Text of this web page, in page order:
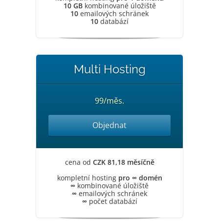
10 GBkombinované úložiště
10 emailových schránek
10 databází
Multi Hosting
99/měs.
Objednat
cena od CZK 81,18 měsíčně
kompletní hosting pro ∞ domén
∞ kombinované úložiště
∞ emailových schránek
∞ počet databází